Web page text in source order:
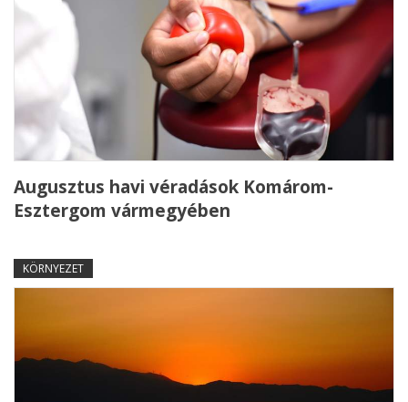
Augusztus havi véradások Komárom-
Esztergom vármegyében
KÖRNYEZET